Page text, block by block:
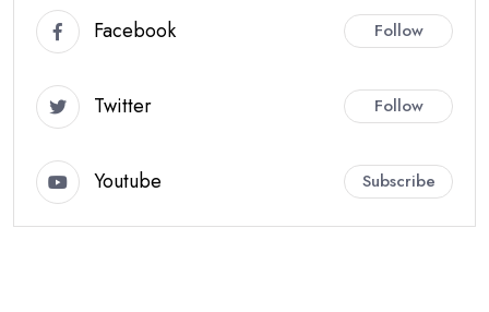
Facebook Follow
Twitter Follow
Youtube Subscribe